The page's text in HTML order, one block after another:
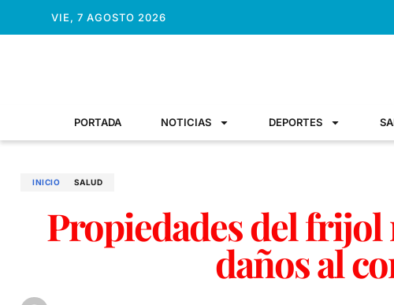
VIE, 7 AGOSTO 2026
PORTADA NOTICIAS DEPORTES
INICIO SALUD
Propiedades del
daños al